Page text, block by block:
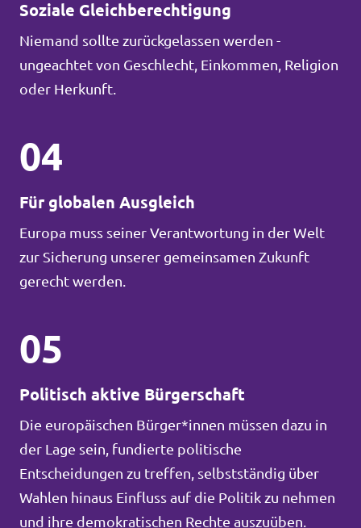
Soziale Gleichberechtigung
Niemand sollte zurückgelassen werden -
ungeachtet von Geschlecht, Einkommen, Religion
oder Herkunft.
04
Für globalen Ausgleich
Europa muss seiner Verantwortung in der Welt
zur Sicherung unserer gemeinsamen Zukunft
gerecht werden.
05
Politisch aktive Bürgerschaft
Die europäischen Bürger*innen müssen dazu in
der Lage sein, fundierte politische
Entscheidungen zu treffen, selbstständig über
Wahlen hinaus Einfluss auf die Politik zu nehmen
und ihre demokratischen Rechte auszuüben.